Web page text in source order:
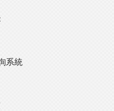
系統